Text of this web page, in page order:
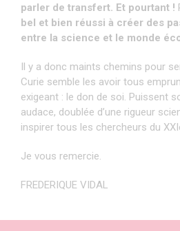
parler de transfert. Et pourtant !
bel et bien réussi à créer des
entre la science et le monde
Il y a donc maints chemins pour
Curie semble les avoir tous
exigeant : le don de soi. Puissent
audace, doublée d’une rigueur
inspirer tous les chercheurs du
Je vous remercie.
FREDERIQUE VIDAL